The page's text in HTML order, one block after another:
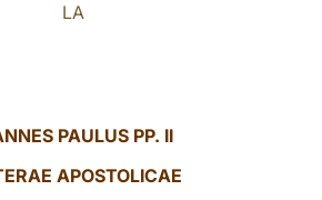
LA
PAULUS PP. II
APOSTOLICAE